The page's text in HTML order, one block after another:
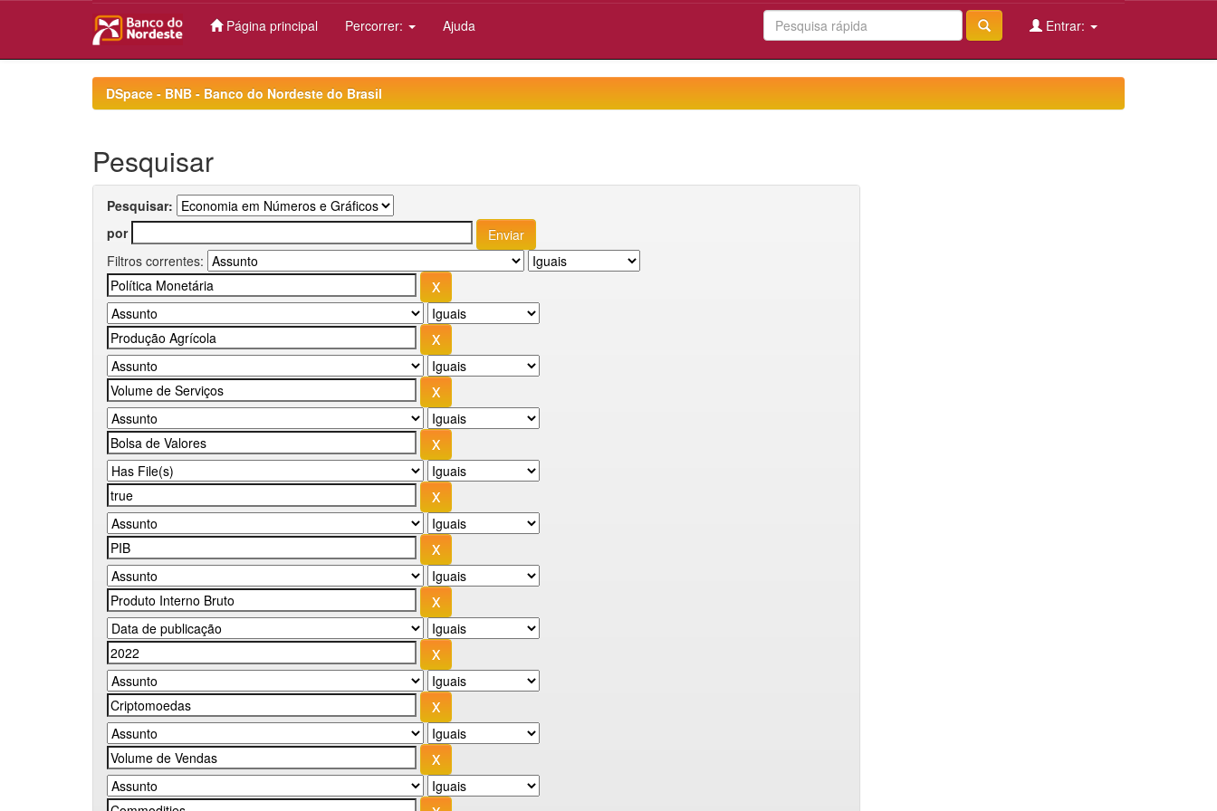
Página principal Percorrer: Ajuda Entrar:
DSpace - BNB - Banco do Nordeste do Brasil
Pesquisar
Pesquisar:
por
Filtros correntes: